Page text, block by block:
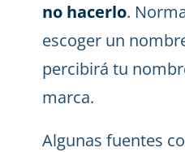
no hacerlo.
escoger un
percibirá tu
marca.
Algunas fuentes